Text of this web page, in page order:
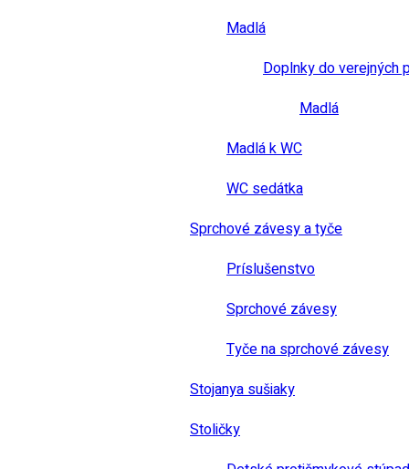
Madlá
Doplnky do verejných
Madlá
Madlá k WC
WC sedátka
Sprchové závesy a tyče
Príslušenstvo
Sprchové závesy
Tyče na sprchové závesy
Stojanya sušiaky
Stoličky